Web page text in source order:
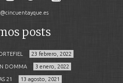
posts
23 febrero, 2022
DOMMA 3 enero, 2022
21 13 agosto, 2021